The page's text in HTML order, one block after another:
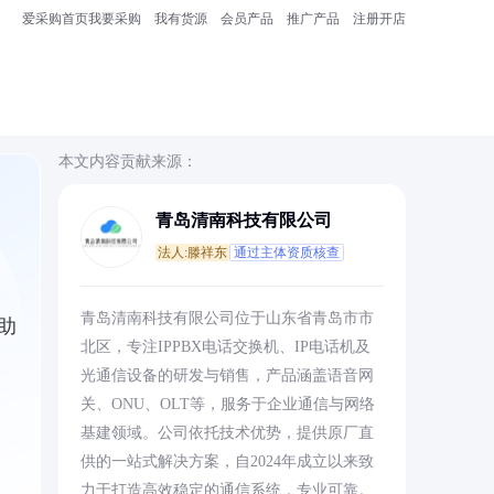
爱采购首页我要采购 我有货源 会员产品 推广产品 注册开店
本文内容贡献来源：
青岛清南科技有限公司
法人:滕祥东 通过主体资质核查
青岛清南科技有限公司位于山东省青岛市市
北区，专注IPPBX电话交换机、IP电话机及
光通信设备的研发与销售，产品涵盖语音网
关、ONU、OLT等，服务于企业通信与网络
基建领域。公司依托技术优势，提供原厂直
供的一站式解决方案，自2024年成立以来致
力于打造高效稳定的通信系统，专业可靠。